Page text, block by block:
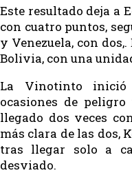
Este resultado deja a
con cuatro puntos,
y Venezuela, con
Bolivia, con una
La Vinotinto
ocasiones de
llegado dos veces
más clara de las dos,
tras llegar solo a
desviado.